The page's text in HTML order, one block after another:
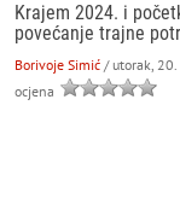
Krajem 2024. i
povećanje trajne
Borivoje Simić / utorak,
ocjena